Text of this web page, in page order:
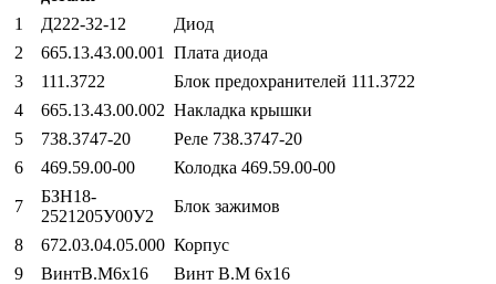
1
Д222-32-12
Диод
2
665.13.43.00.001
Плата диода
3
111.3722
Блок предохранителей 111.3722
4
665.13.43.00.002 Накладка крышки
5
738.3747-20
Реле 738.3747-20
6
469.59.00-00 Колодка 469.59.00-00
7
БЗН18-
2521205У00У2
Блок зажимов
8 672.03.04.05.000 Корпус
9
ВинтВ.М6х16
Винт В.М 6х16